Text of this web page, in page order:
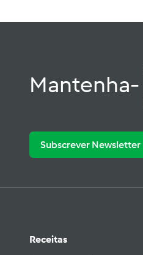
Mantenha-
Subscrever Newsletter
Receitas